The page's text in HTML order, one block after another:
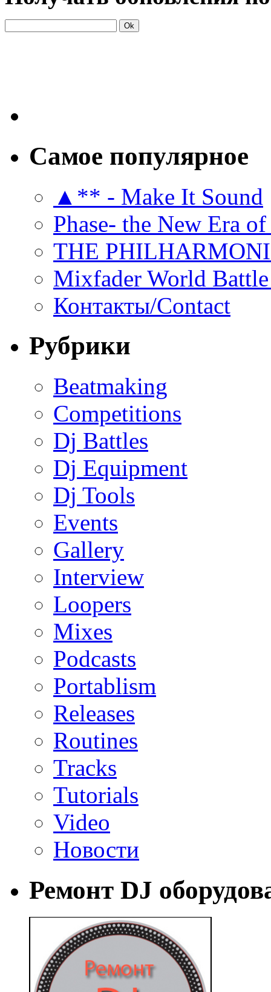
Самое популярное
▲** - Make It Sound
Phase- the New Era
THE
Mixfader World
Контакты/Contact
Рубрики
Beatmaking
Competitions
Dj Battles
Dj Equipment
Dj Tools
Events
Gallery
Interview
Loopers
Mixes
Podcasts
Portablism
Releases
Routines
Tracks
Tutorials
Video
Новости
Ремонт DJ